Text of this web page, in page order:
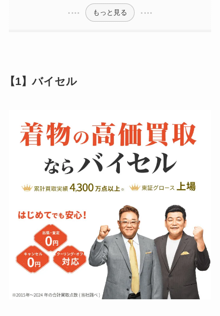
もっと見る
【1】バイセル